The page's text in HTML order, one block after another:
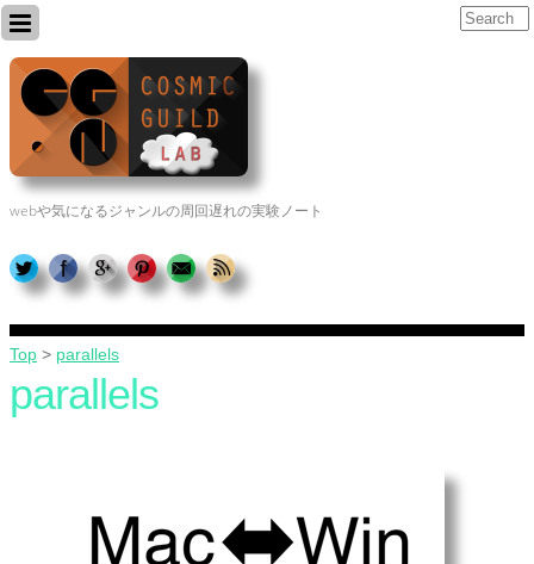
webや気になるジャンルの周回遅れの実験ノート
Top > parallels
parallels